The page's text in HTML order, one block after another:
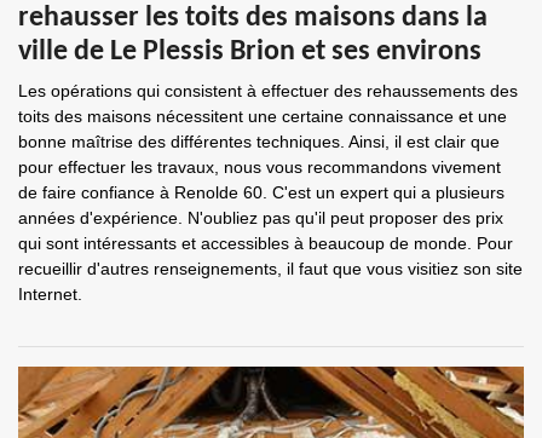
rehausser les toits des maisons dans la
ville de Le Plessis Brion et ses environs
Les opérations qui consistent à effectuer des rehaussements des
toits des maisons nécessitent une certaine connaissance et une
bonne maîtrise des différentes techniques. Ainsi, il est clair que
pour effectuer les travaux, nous vous recommandons vivement
de faire confiance à Renolde 60. C'est un expert qui a plusieurs
années d'expérience. N'oubliez pas qu'il peut proposer des prix
qui sont intéressants et accessibles à beaucoup de monde. Pour
recueillir d'autres renseignements, il faut que vous visitiez son site
Internet.